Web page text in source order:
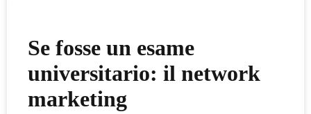
Se fosse un esame
universitario: il network
marketing